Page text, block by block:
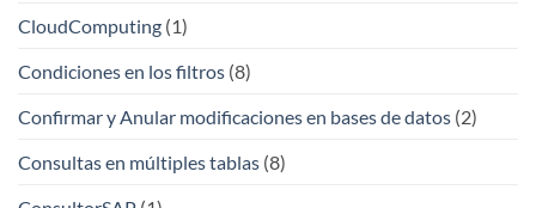
CloudComputing (1)
Condiciones en los filtros (8)
Confirmar y Anular modificaciones en bases de datos (2)
Consultas en múltiples tablas (8)